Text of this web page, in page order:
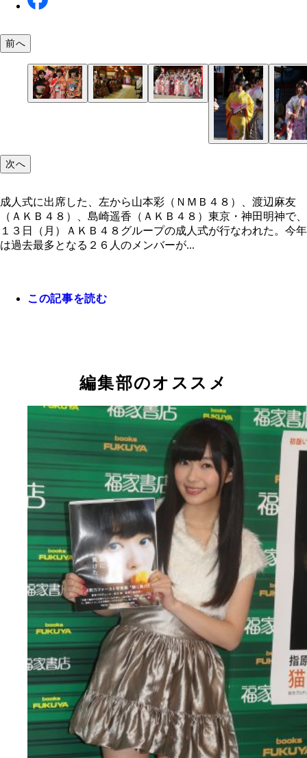
成人式に出席した、左から山本彩（ＮＭＢ４８）
麻友（ＡＫＢ４８）、島崎遥香（ＡＫＢ４８）
前へ
次へ
成人式に出席した、左から山本彩（ＮＭＢ４８）、渡辺麻友
（ＡＫＢ４８）、島崎遥香（ＡＫＢ４８）東京・神田明神で、
１３日（月）ＡＫＢ４８グループの成人式が行なわれた。今年
は過去最多となる２６人のメンバーが...
この記事を読む
編集部のオススメ